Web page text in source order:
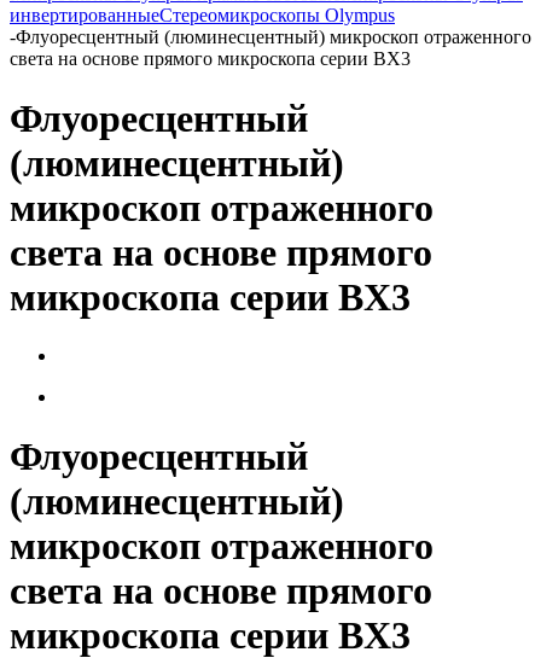
инвертированныеСтереомикроскопы Olympus
-Флуоресцентный (люминесцентный) микроскоп отраженного
света на основе прямого микроскопа серии BX3
Флуоресцентный
(люминесцентный)
микроскоп отраженного
света на основе прямого
микроскопа серии BX3
Флуоресцентный
(люминесцентный)
микроскоп отраженного
света на основе прямого
микроскопа серии BX3